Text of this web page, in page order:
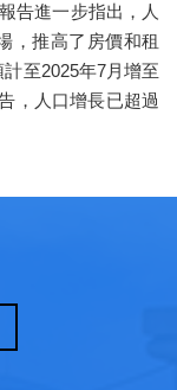
告進一步指出，人
，推高了房價和租
至2025年7月增至
，人口增長已超過